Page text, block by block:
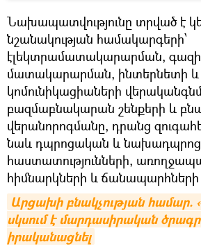
Նախապատվությունը տրված է
նշանակության համակարգերի՝
էլեկտրամատակարարման, գազի
մատակարարման, ինտերնետի
կոմունիկացիաների
բազմաբնակարան շենքերի և
վերանորոգմանը, դրանց
նաև դպրոցական և
հաստատությունների,
հիմնարկների և ճանապարհների
Արցախի բնակչության համար.
սկսում է մարդասիրական
իրականացնել